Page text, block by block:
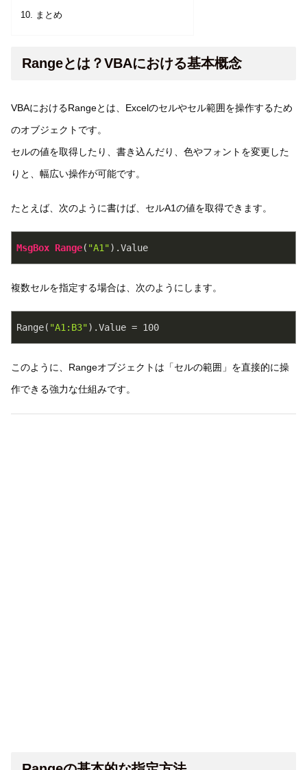
まとめ
Rangeとは？VBAにおける基本概念
VBAにおけるRangeとは、Excelのセルやセル範囲を操作するため
のオブジェクトです。
セルの値を取得したり、書き込んだり、色やフォントを変更した
りと、幅広い操作が可能です。
たとえば、次のように書けば、セルA1の値を取得できます。
MsgBox Range( "A1") .Value
複数セルを指定する場合は、次のようにします。
Range( "A1:B3").Value = 100
このように、Rangeオブジェクトは「セルの範囲」を直接的に操
作できる強力な仕組みです。